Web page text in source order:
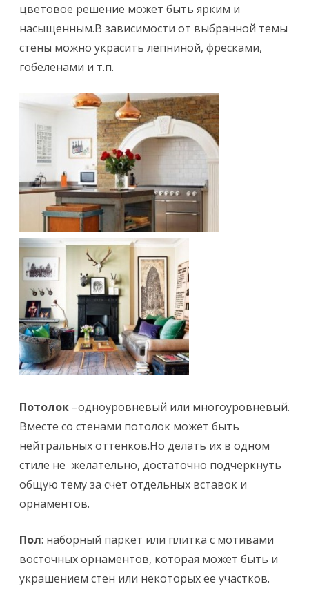
цветовое решение может быть ярким и
насыщенным.В зависимости от выбранной темы
стены можно украсить лепниной, фресками,
гобеленами и т.п.
Потолок –одноуровневый или многоуровневый.
Вместе со стенами потолок может быть
нейтральных оттенков.Но делать их в одном
стиле не желательно, достаточно подчеркнуть
общую тему за счет отдельных вставок и
орнаментов.
Пол: наборный паркет или плитка с мотивами
восточных орнаментов, которая может быть и
украшением стен или некоторых ее участков.